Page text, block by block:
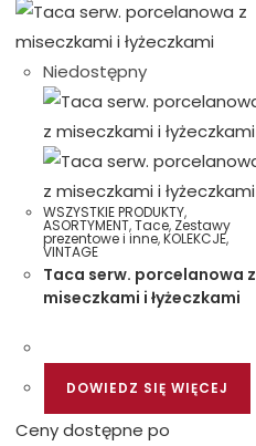
Niedostępny
WSZYSTKIE PRODUKTY,
ASORTYMENT,Tace, Zestawy
prezentowe i inne,KOLEKCJE,
VINTAGE
Taca serw. porcelanowa z
miseczkami i łyżeczkami
DOWIEDZ SIĘ WIĘCEJ
Ceny dostępne po